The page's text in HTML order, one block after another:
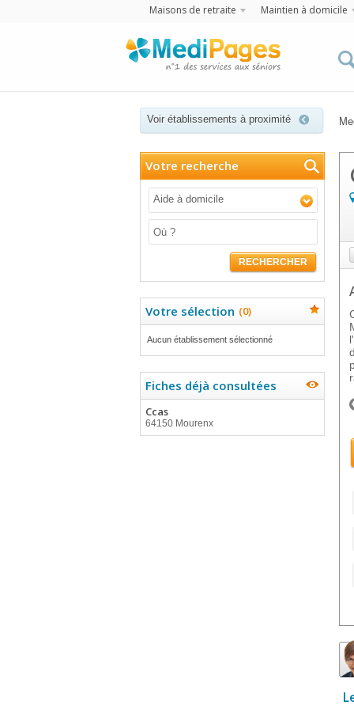
Maisons de retraite Maintien à domicile
Voir établissements à proximité
Votre recherche
Aide à domicile
RECHERCHER
Votre sélection (0)
Aucun établissement sélectionné
Fiches déjà consultées
Ccas
64150 Mourenx